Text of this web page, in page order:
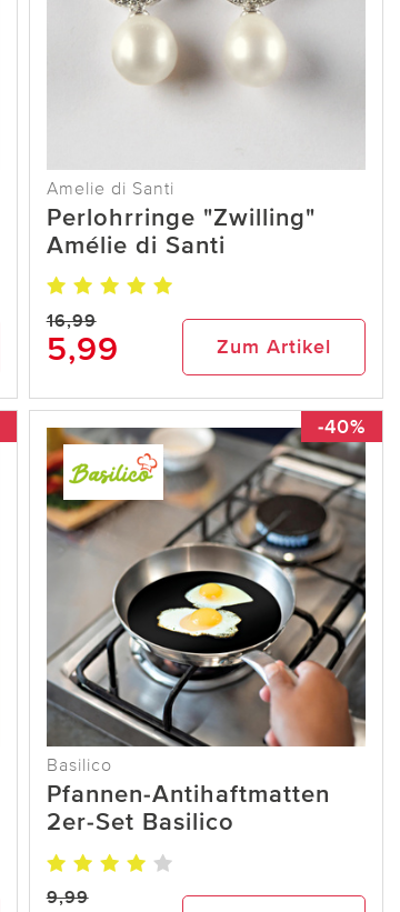
Amelie di Santi
Perlohrringe "Zwilling"
Amélie di Santi
16,99
5,99 Zum Artikel
-40%
Basilico
Pfannen-Antihaftmatten
2er-Set Basilico
9,99